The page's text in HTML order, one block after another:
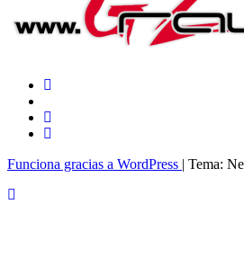
Funciona gracias a WordPress | Tema: